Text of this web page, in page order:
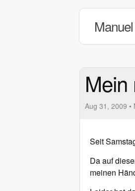
Mein
Aug 31, 2009 •
Seit
Da auf
meinen